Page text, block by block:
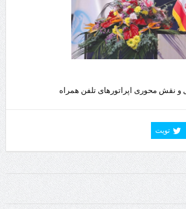
و نقش محوری اپراتورهای تلفن همراه
تویت